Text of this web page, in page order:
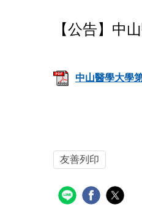
【公告】中
中山醫學大學
友善列印